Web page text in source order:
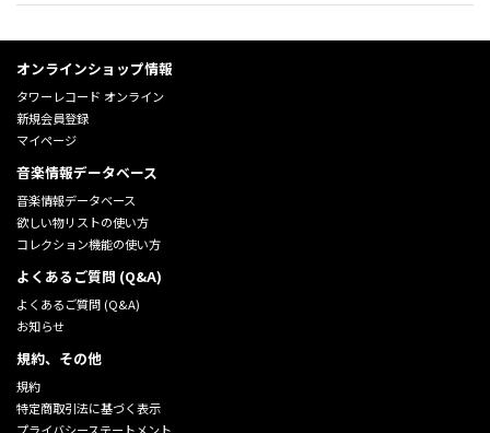
オンラインショップ情報
タワーレコード オンライン
新規会員登録
マイページ
音楽情報データベース
音楽情報データベース
欲しい物リストの使い方
コレクション機能の使い方
よくあるご質問 (Q&A)
よくあるご質問 (Q&A)
お知らせ
規約、その他
規約
特定商取引法に基づく表示